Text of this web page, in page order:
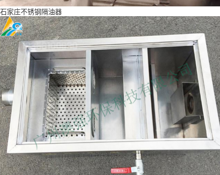
石家庄不锈钢隔油器